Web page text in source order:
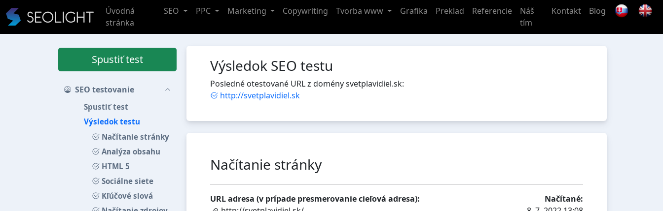
Úvodná
stránka
SEO PPC Marketing Copywriting Tvorba www Grafika Preklad Referencie
Náš
tím
Kontakt Blog
Spustiť test
SEO testovanie
Spustiť test
Výsledok testu
Načítanie stránky
Analýza obsahu
HTML 5
Sociálne siete
Kľúčové slová
Výsledok SEO testu
Posledné otestované URL z domény svetplavidiel.sk:
http://svetplavidiel.sk
Načítanie stránky
URL adresa (v prípade presmerovanie cieľová adresa):
Načítané: